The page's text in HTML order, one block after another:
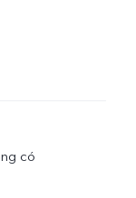
DOC, 50MP
có